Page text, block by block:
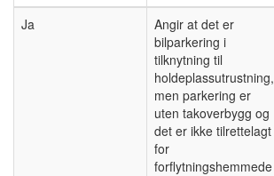
Ja
Angir at det er
bilparkering i
tilknytning til
holdeplassutrustning,
men parkering er
uten takoverbygg og
det er ikke tilrettelagt
for
forflytningshemmede